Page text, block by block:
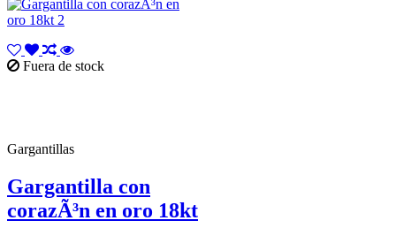
Fuera de stock
Gargantillas
Gargantilla con
corazÃ³n en oro 18kt